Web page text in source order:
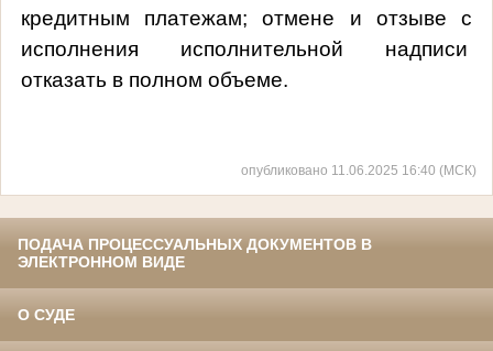
кредитным платежам; отмене и отзыве с
исполнения исполнительной надписи
отказать в полном объеме.
опубликовано 11.06.2025 16:40 (МСК)
ПОДАЧА ПРОЦЕССУАЛЬНЫХ ДОКУМЕНТОВ В
ЭЛЕКТРОННОМ ВИДЕ
О СУДЕ